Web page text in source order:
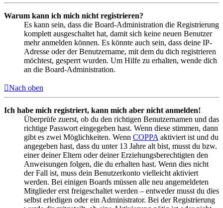
Warum kann ich mich nicht registrieren?
Es kann sein, dass die Board-Administration die Registrierung
komplett ausgeschaltet hat, damit sich keine neuen Benutzer
mehr anmelden können. Es könnte auch sein, dass deine IP-
Adresse oder der Benutzername, mit dem du dich registrieren
möchtest, gesperrt wurden. Um Hilfe zu erhalten, wende dich
an die Board-Administration.
Nach oben
Ich habe mich registriert, kann mich aber nicht anmelden!
Überprüfe zuerst, ob du den richtigen Benutzernamen und das
richtige Passwort eingegeben hast. Wenn diese stimmen, dann
gibt es zwei Möglichkeiten. Wenn COPPA aktiviert ist und du
angegeben hast, dass du unter 13 Jahre alt bist, musst du bzw.
einer deiner Eltern oder deiner Erziehungsberechtigten den
Anweisungen folgen, die du erhalten hast. Wenn dies nicht
der Fall ist, muss dein Benutzerkonto vielleicht aktiviert
werden. Bei einigen Boards müssen alle neu angemeldeten
Mitglieder erst freigeschaltet werden – entweder musst du dies
selbst erledigen oder ein Administrator. Bei der Registrierung